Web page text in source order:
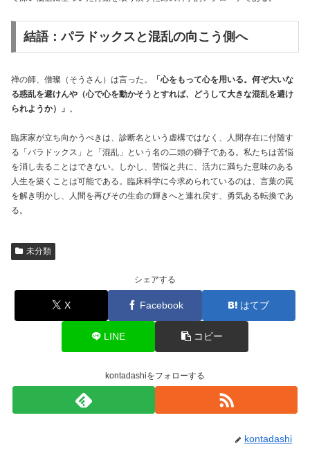
結語：パラドックスと混乱の向こう側へ
禅の師、僧璨（そうさん）は言った。
「心をもって心を用いる。何ぞ大いな
る惑乱を避けんや（心で心を動かそうとすれば、どうして大きな混乱を避け
られようか）」 。
臨床家が立ち向かうべきは、診断名という虚構ではなく、人間存在に付随す
る「パラドックス」と「混乱」という名の二頭の獅子である。私たちは苦悩
を消し去ることはできない。しかし、苦悩と共に、活力に満ちた意味のある
人生を築くことは可能である。臨床科学に今求められているのは、言葉の罠
を解き明かし、人間を再びその生命の輝きへと連れ戻す、勇気ある転換であ
る。
未分類
シェアする
X Facebook はてブ
LINE コピー
kontadashiをフォローする
kontadashi